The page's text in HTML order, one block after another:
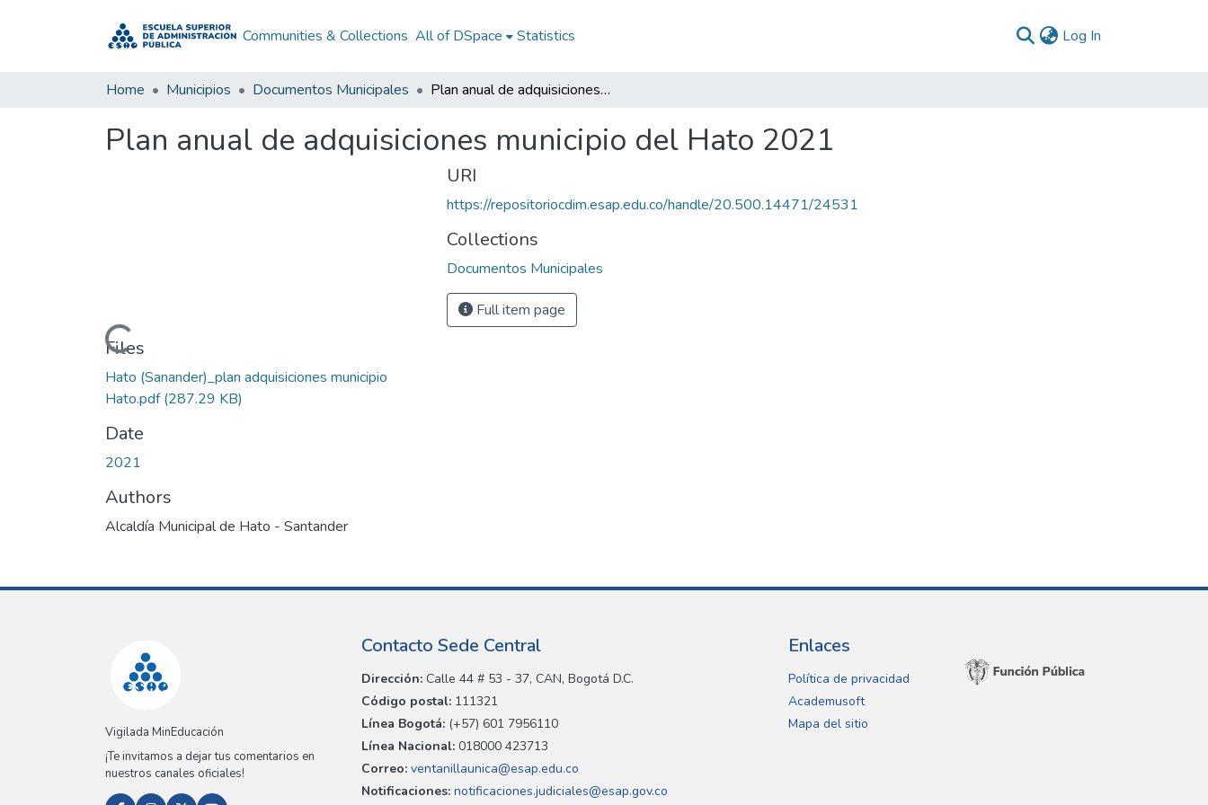
Communities & Collections All of DSpace Statistics Log In
Home Municipios Documentos Municipales Plan anual de adquisiciones municipio del Hato 2021
Plan anual de adquisiciones municipio del Hato 2021
Loading...
Files
Hato (Sanander)_plan adquisiciones municipio
Hato.pdf(287.29 KB)
Date
2021
Authors
Alcaldía Municipal de Hato - Santander
URI
https://repositoriocdim.esap.edu.co/handle/20.500.14471/24531
Collections
Documentos Municipales
Full item page
Vigilada MinEducación
¡Te invitamos a dejar tus comentarios en
nuestros canales oficiales!
Contacto Sede Central
Dirección: Calle 44 # 53 - 37, CAN, Bogotá D.C.
Código postal: 111321
Línea Bogotá: (+57) 601 7956110
Línea Nacional: 018000 423713
Correo: ventanillaunica@esap.edu.co
Notificaciones: notificaciones.judiciales@esap.gov.co
Enlaces
Política de privacidad
Academusoft
Mapa del sitio